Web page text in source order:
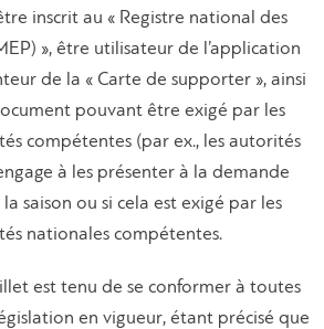
inscrit au « Registre national des
», être utilisateur de l’application
de la « Carte de supporter », ainsi
pouvant être exigé par les
compétentes (par ex., les autorités
à les présenter à la demande
saison ou si cela est exigé par les
nationales compétentes.
est tenu de se conformer à toutes
en vigueur, étant précisé que